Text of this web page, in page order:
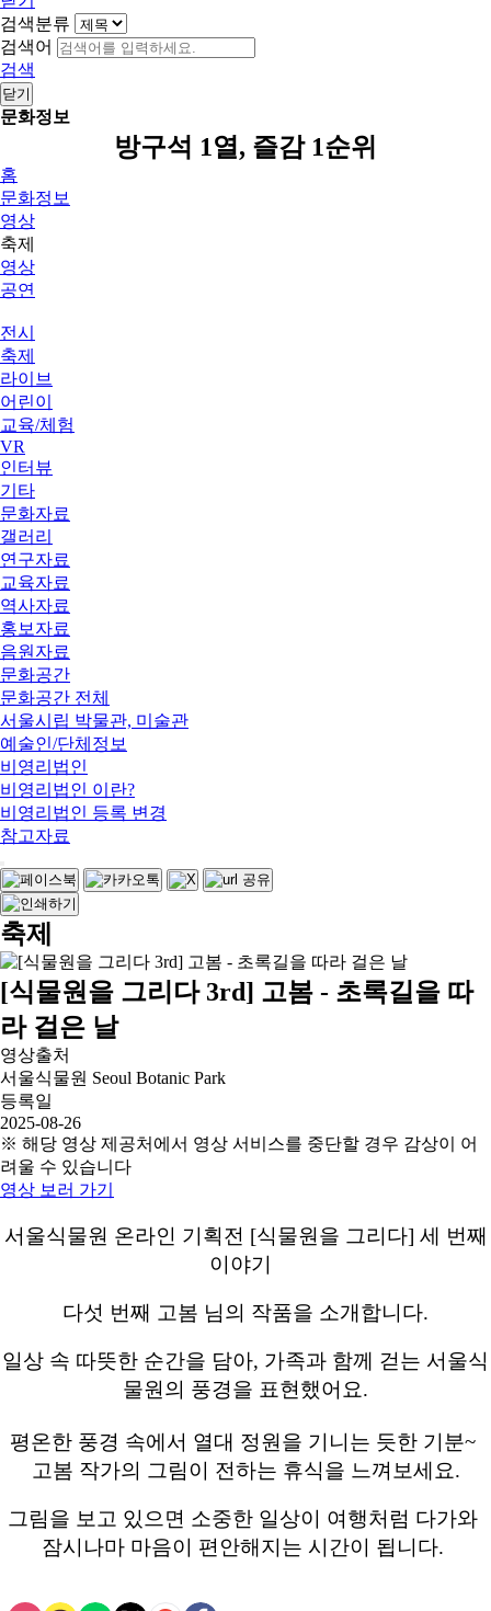
검색분류
검색어
검색
닫기
문화정보
방구석 1열, 즐감 1순위
홈
문화정보
영상
축제
영상
공연
전시
축제
라이브
어린이
교육/체험
VR
인터뷰
기타
문화자료
갤러리
연구자료
교육자료
역사자료
홍보자료
음원자료
문화공간
문화공간 전체
서울시립 박물관, 미술관
예술인/단체정보
비영리법인
비영리법인 이란?
비영리법인 등록 변경
참고자료
축제
[식물원을 그리다 3rd] 고봄 - 초록길을 따
라 걸은 날
영상출처
서울식물원 Seoul Botanic Park
등록일
2025-08-26
※ 해당 영상 제공처에서 영상 서비스를 중단할 경우 감상이 어
려울 수 있습니다
영상 보러 가기
서울식물원 온라인 기획전 [식물원을 그리다] 세 번째
이야기
다섯 번째 고봄 님의 작품을 소개합니다.
일상 속 따뜻한 순간을 담아, 가족과 함께 걷는 서울식
물원의 풍경을 표현했어요.
평온한 풍경 속에서 열대 정원을 기니는 듯한 기분~
고봄 작가의 그림이 전하는 휴식을 느껴보세요.
그림을 보고 있으면 소중한 일상이 여행처럼 다가와
잠시나마 마음이 편안해지는 시간이 됩니다.